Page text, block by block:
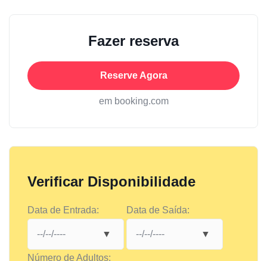
Fazer reserva
Reserve Agora
em booking.com
Verificar Disponibilidade
Data de Entrada: Data de Saída:
Número de Adultos: